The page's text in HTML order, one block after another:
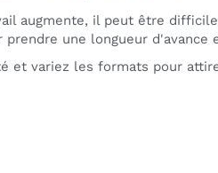
augmente, il peut être
prendre une longueur
et variez les formats pour